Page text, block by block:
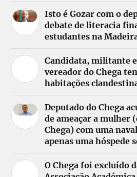
Isto é Gozar com o
debate de literacia
estudantes na
Candidata, militante
vereador do Chega
habitações
Deputado do Chega
de ameaçar a mulher
Chega) com uma
apenas uma hóspede
O Chega foi excluído